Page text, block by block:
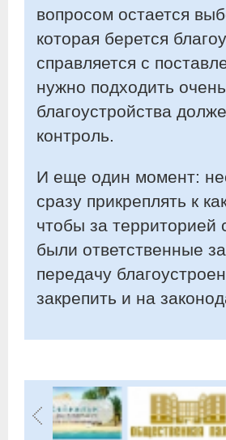
вопросом остается
которая берется
справляется с
нужно подходить
благоустройства
контроль.
И еще один момент:
сразу прикреплять к
чтобы за
были ответственные
передачу
закрепить и на